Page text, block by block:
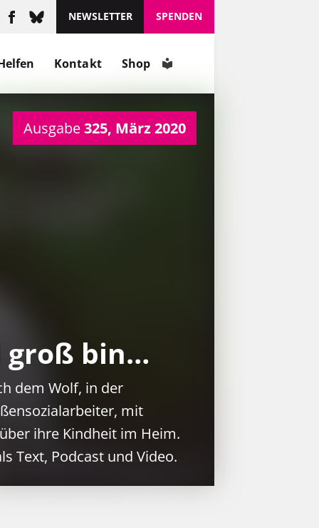
NEWSLETTER SPENDEN
Kontakt Shop
Ausgabe325, März 2020
groß bin…
dem Wolf, in der
mit
ihre Kindheit im Heim.
Text, Podcast und Video.
sondern auch einen
schätzt, wie er ist.
MEHR